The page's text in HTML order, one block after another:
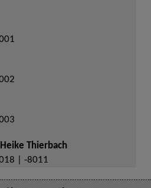
Thierbach
| -8011